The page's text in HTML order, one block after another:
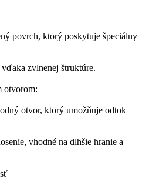
povrch, ktorý poskytuje špeciálny
zvlnenej štruktúre.
otvorom:
otvor, ktorý umožňuje odtok
vhodné na dlhšie hranie a